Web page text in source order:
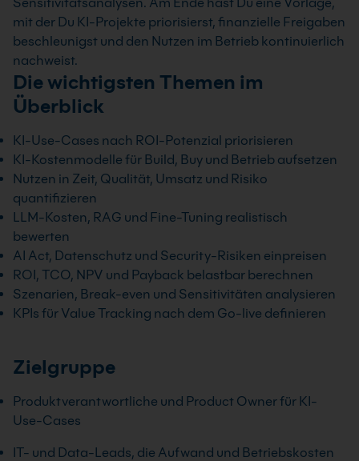
mit der Du KI-Projekte priorisierst, finanzielle Freigaben
beschleunigst und den Nutzen im Betrieb kontinuierlich
nachweist.
Die wichtigsten Themen im
Überblick
KI-Use-Cases nach ROI-Potenzial priorisieren
KI-Kostenmodelle für Build, Buy und Betrieb aufsetzen
Nutzen in Zeit, Qualität, Umsatz und Risiko
quantifizieren
LLM-Kosten, RAG und Fine-Tuning realistisch
bewerten
AI Act, Datenschutz und Security-Risiken einpreisen
ROI, TCO, NPV und Payback belastbar berechnen
Szenarien, Break-even und Sensitivitäten analysieren
KPIs für Value Tracking nach dem Go-live definieren
Zielgruppe
Produktverantwortliche und Product Owner für KI-
Use-Cases
IT- und Data-Leads, die Aufwand und Betriebskosten